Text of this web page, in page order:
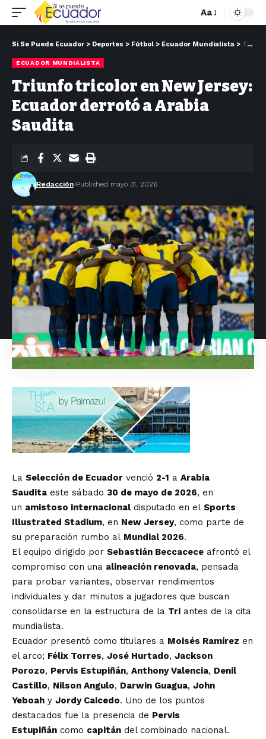
Aa
Si Se Puede Ecuador > Deportes > Fútbol > Ecuador Mundialista > Triunfo tricolor en New Jersey: Ecuador derrotó a Arabia Saudita
ECUADOR MUNDIALISTA
Triunfo tricolor en New Jersey:
Ecuador derrotó a Arabia
Saudita
Redacción Published mayo 31, 2026
La Selección de Ecuador venció 2-1 a Arabia
Saudita este sábado 30 de mayo de 2026, en
un amistoso internacional disputado en el Sports
Illustrated Stadium, en New Jersey, como parte de
su preparación rumbo al Mundial 2026.
El equipo dirigido por Sebastián Beccacece afrontó el
compromiso con una alineación renovada, pensada
para probar variantes, observar rendimientos
individuales y dar minutos a jugadores que buscan
consolidarse en la estructura de la Tri antes de la cita
mundialista.
Ecuador presentó como titulares a Moisés Ramírez en
el arco; Félix Torres, José Hurtado, Jackson
Porozo, Pervis Estupiñán, Anthony Valencia, Denil
Castillo, Nilson Angulo, Darwin Guagua, John
Yeboah y Jordy Caicedo. Uno de los puntos
destacados fue la presencia de Pervis
Estupiñán como capitán del combinado nacional.